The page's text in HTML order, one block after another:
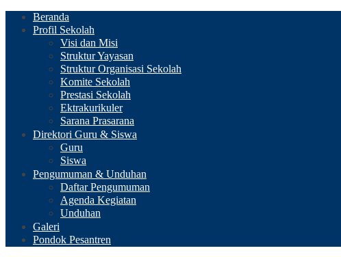
Beranda
Profil Sekolah
Visi dan Misi
Struktur Yayasan
Struktur Organisasi Sekolah
Komite Sekolah
Prestasi Sekolah
Ektrakurikuler
Sarana Prasarana
Direktori Guru & Siswa
Guru
Siswa
Pengumuman & Unduhan
Daftar Pengumuman
Agenda Kegiatan
Unduhan
Galeri
Pondok Pesantren